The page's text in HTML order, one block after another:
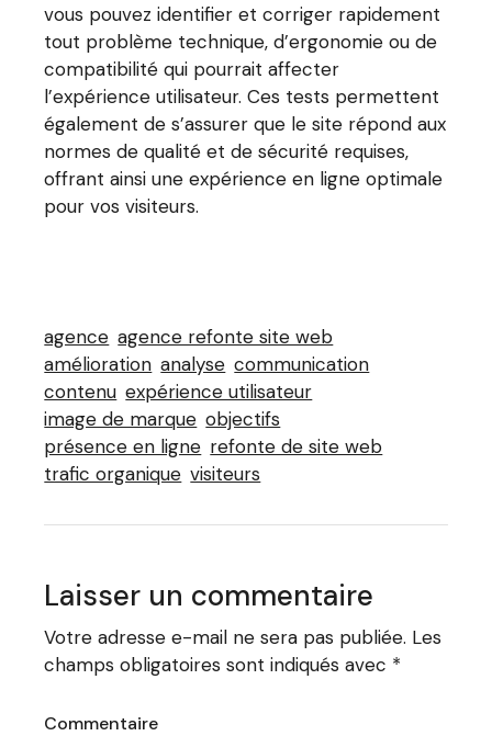
vous pouvez identifier et corriger rapidement
tout problème technique, d’ergonomie ou de
compatibilité qui pourrait affecter
l’expérience utilisateur. Ces tests permettent
également de s’assurer que le site répond aux
normes de qualité et de sécurité requises,
offrant ainsi une expérience en ligne optimale
pour vos visiteurs.
agence agence refonte site web
amélioration analyse communication
contenu expérience utilisateur
image de marque objectifs
présence en ligne refonte de site web
trafic organique visiteurs
Laisser un commentaire
Votre adresse e-mail ne sera pas publiée. Les
champs obligatoires sont indiqués avec *
Commentaire